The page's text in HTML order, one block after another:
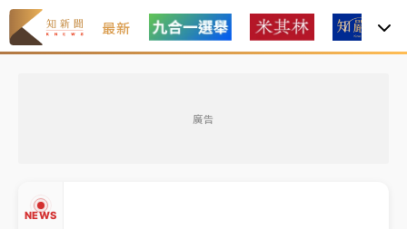
最新
廣告
NEWS
中信慈善基金會想增加董事人數！辜仲諒向法院聲請遭
駁 理由曝光